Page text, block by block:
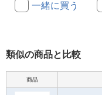
一緒に買う
類似の商品と比較
商品